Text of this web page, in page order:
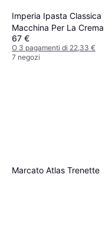
Imperia Ipasta Classica
Macchina Per La Crema
67 €
O 3 pagamenti di 22,33 €
7 negozi
Marcato Atlas Trenette